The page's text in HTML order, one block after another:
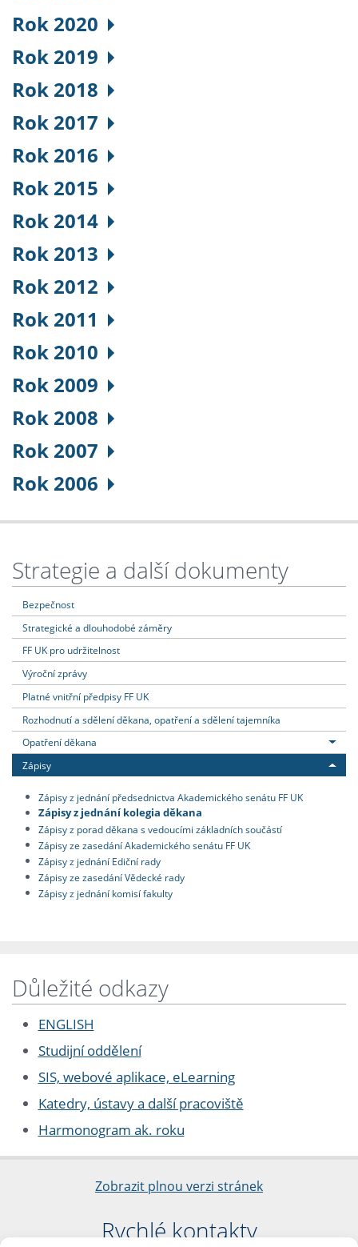
Rok 2020
Rok 2019
Rok 2018
Rok 2017
Rok 2016
Rok 2015
Rok 2014
Rok 2013
Rok 2012
Rok 2011
Rok 2010
Rok 2009
Rok 2008
Rok 2007
Rok 2006
Strategie a další dokumenty
Bezpečnost
Strategické a dlouhodobé záměry
FF UK pro udržitelnost
Výroční zprávy
Platné vnitřní předpisy FF UK
Rozhodnutí a sdělení děkana, opatření a sdělení tajemníka
Opatření děkana
Zápisy
Zápisy z jednání předsednictva Akademického senátu FF UK
Zápisy z jednání kolegia děkana
Zápisy z porad děkana s vedoucími základních součástí
Zápisy ze zasedání Akademického senátu FF UK
Zápisy z jednání Ediční rady
Zápisy ze zasedání Vědecké rady
Zápisy z jednání komisí fakulty
Důležité odkazy
ENGLISH
Studijní oddělení
SIS, webové aplikace, eLearning
Katedry, ústavy a další pracoviště
Harmonogram ak. roku
Zobrazit plnou verzi stránek
Rychlé kontakty